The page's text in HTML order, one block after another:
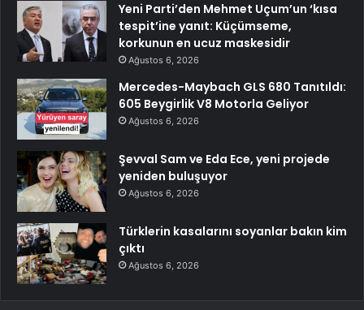
Yeni Parti’den Mehmet Uçum’un ‘kısa
tespit’ine yanıt: Küçümseme,
korkunun en ucuz maskesidir
Ağustos 6, 2026
Mercedes-Maybach GLS 680 Tanıtıldı:
605 Beygirlik V8 Motorla Geliyor
Ağustos 6, 2026
Şevval Sam ve Eda Ece, yeni projede
yeniden buluşuyor
Ağustos 6, 2026
Türklerin kasalarını soyanlar bakın kim
çıktı
Ağustos 6, 2026